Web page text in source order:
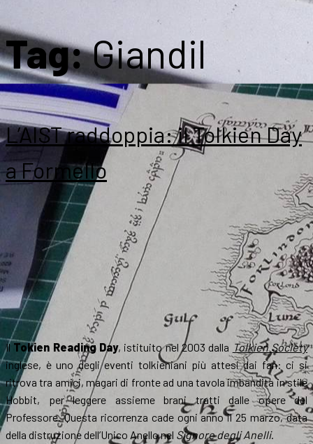
Tag:Giandil
L’AIST raddoppia: il Tolkien Day
a Formello
Il Tokien Reading Day, istituito nel 2003 dalla Tolkien Society
inglese, è uno degli eventi tolkieniani più attesi dai fan: ci si
ritrova tra amici, magari di fronte ad una tavola imbandita in stile
Hobbit, per leggere assieme brani tratti dalle opere del
Professore. Questa ricorrenza cade ogni anno il 25 marzo, data
della distruzione dell’Unico Anello nel Signore degli Anelli.